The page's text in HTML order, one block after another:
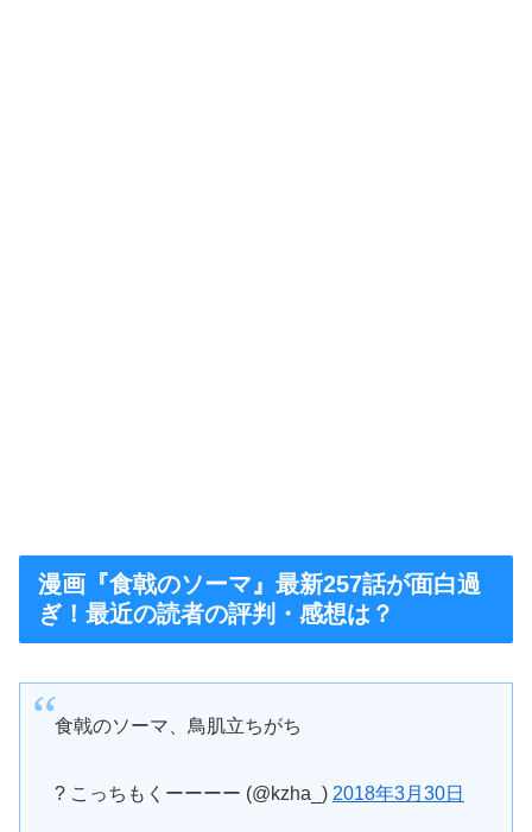
漫画『食戟のソーマ』最新257話が面白過
ぎ！最近の読者の評判・感想は？
食戟のソーマ、鳥肌立ちがち
? こっちもくーーーー (@kzha_) 2018年3月30日